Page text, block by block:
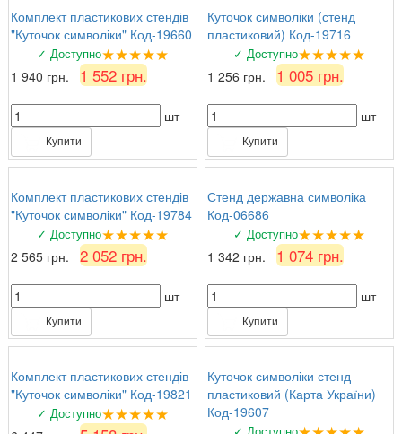
Комплект пластикових стендів
"Куточок символіки" Код-19660
✓ Доступно★★★★★
1 940 грн. 1 552 грн.
шт
Купити
Куточок символіки (стенд
пластиковий) Код-19716
✓ Доступно★★★★★
1 256 грн. 1 005 грн.
шт
Купити
Комплект пластикових стендів
"Куточок символіки" Код-19784
✓ Доступно★★★★★
2 565 грн. 2 052 грн.
шт
Купити
Стенд державна символіка
Код-06686
✓ Доступно★★★★★
1 342 грн. 1 074 грн.
шт
Купити
Комплект пластикових стендів
"Куточок символіки" Код-19821
✓ Доступно★★★★★
Куточок символіки стенд
пластиковий (Карта України)
Код-19607